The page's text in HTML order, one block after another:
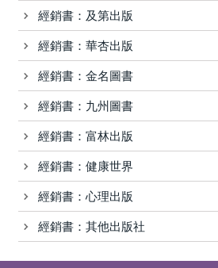
經銷書：及第出版
經銷書：華杏出版
經銷書：金名圖書
經銷書：九州圖書
經銷書：富林出版
經銷書：健康世界
經銷書：心理出版
經銷書：其他出版社